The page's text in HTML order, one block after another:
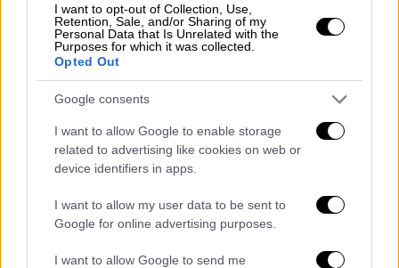
I want to opt-out of Collection, Use,
Retention, Sale, and/or Sharing of my
Personal Data that Is Unrelated with the
Purposes for which it was collected.
Opted Out
Google consents
I want to allow Google to enable storage
related to advertising like cookies on web or
device identifiers in apps.
I want to allow my user data to be sent to
Google for online advertising purposes.
I want to allow Google to send me
βαθμό που θέλω να την τιμωρήσω»
Ο ηθοποιός τοποθετήθηκε για τα
περιστατικά έμφυλης και
ενδοοικογενειακής βιας.